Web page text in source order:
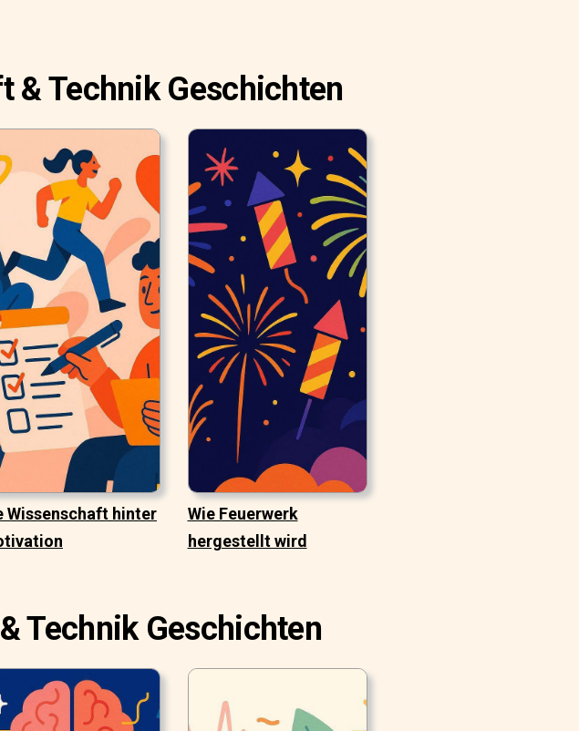
& Technik Geschichten
Wissenschaft hinter
Wie Feuerwerk
hergestellt wird
Technik Geschichten